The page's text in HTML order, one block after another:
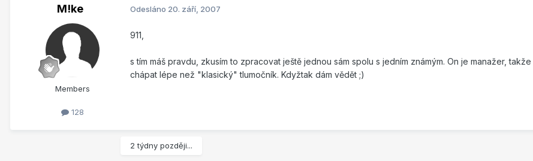
M!ke
Members
128
Odesláno 20. září, 2007
911,
s tím máš pravdu, zkusím to zpracovat ještě jednou sám spolu s jedním známým. On je manažer,
chápat lépe než "klasický" tlumočník. Kdyžtak dám vědět ;)
2 týdny později...